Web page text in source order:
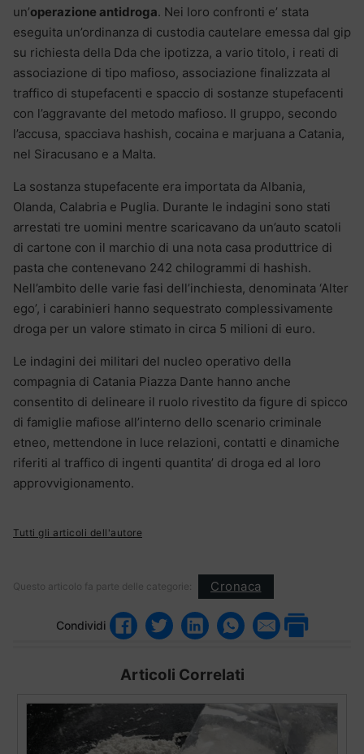
un’operazione antidroga. Nei loro confronti e’ stata
eseguita un’ordinanza di custodia cautelare emessa dal gip
su richiesta della Dda che ipotizza, a vario titolo, i reati di
associazione di tipo mafioso, associazione finalizzata al
traffico di stupefacenti e spaccio di sostanze stupefacenti
con l’aggravante del metodo mafioso. Il gruppo, secondo
l’accusa, spacciava hashish, cocaina e marjuana a Catania,
nel Siracusano e a Malta.
La sostanza stupefacente era importata da Albania,
Olanda, Calabria e Puglia. Durante le indagini sono stati
arrestati tre uomini mentre scaricavano da un’auto scatoli
di cartone con il marchio di una nota casa produttrice di
pasta che contenevano 242 chilogrammi di hashish.
Nell’ambito delle varie fasi dell’inchiesta, denominata ‘Alter
ego’, i carabinieri hanno sequestrato complessivamente
droga per un valore stimato in circa 5 milioni di euro.
Le indagini dei militari del nucleo operativo della
compagnia di Catania Piazza Dante hanno anche
consentito di delineare il ruolo rivestito da figure di spicco
di famiglie mafiose all’interno dello scenario criminale
etneo, mettendone in luce relazioni, contatti e dinamiche
riferiti al traffico di ingenti quantita’ di droga ed al loro
approvvigionamento.
Tutti gli articoli dell'autore
Questo articolo fa parte delle categorie: Cronaca
Condividi
Articoli Correlati